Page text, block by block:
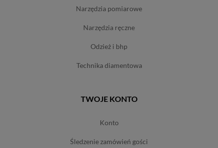
narzędzia pomiarowe
narzędzia ręczne
odzież i bhp
technika diamentowa
TWOJE KONTO
konto
śledzenie zamówień gości